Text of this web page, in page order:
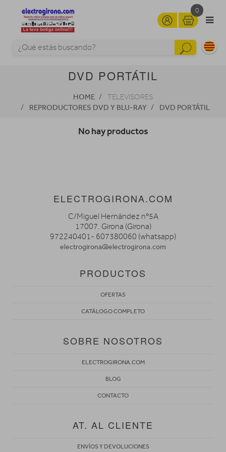
0
DVD PORTÁTIL
HOME TELEVISORES
REPRODUCTORES DVD Y BLU-RAY DVD PORTÁTIL
No hay productos
ELECTROGIRONA.COM
C/Miguel Hernández nº5A
17007. Girona (Girona)
972240401- 607380060 (whatsapp)
electrogirona@electrogirona.com
PRODUCTOS
OFERTAS
CATÁLOGO COMPLETO
SOBRE NOSOTROS
ELECTROGIRONA.COM
BLOG
CONTACTO
AT. AL CLIENTE
ENVÍOS Y DEVOLUCIONES